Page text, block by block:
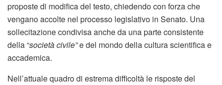
proposte di modifica del testo, chiedendo con forza che
vengano accolte nel processo legislativo in Senato. Una
sollecitazione condivisa anche da una parte consistente
della “società civile”e del mondo della cultura scientifica e
accademica.
Nell’attuale quadro di estrema difficoltà le risposte del